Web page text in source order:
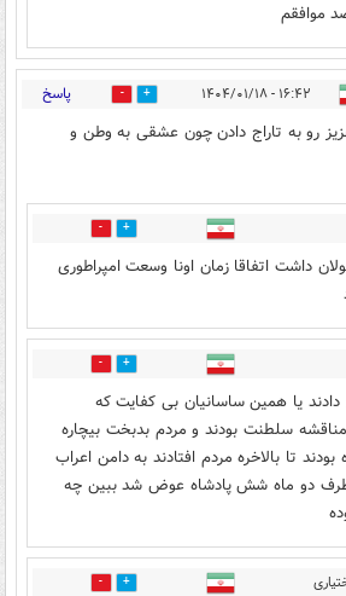
موافقم
۱۶:۴۲ - ۱۴۰۴/۰۱/۱۸ 6 پاسخ
رو به تاراج دادن چون عشقی به وطن و
2
داشت اتفاقا زمان اونا وسعت امپراطوری
9
دادند یا همین ساسانیان بی کفایت که
سلطنت بودند و مردم بدبخت بیچاره
تا بالاخره مردم افتادند به دامن اعراب
دو ماه شش پادشاه عوض شد ببین چه
0